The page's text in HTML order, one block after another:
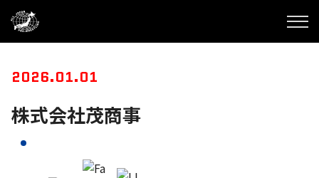
2026.01.01
株式会社茂商事